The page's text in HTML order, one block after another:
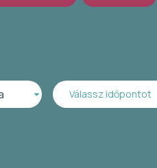
Válassz időpontot